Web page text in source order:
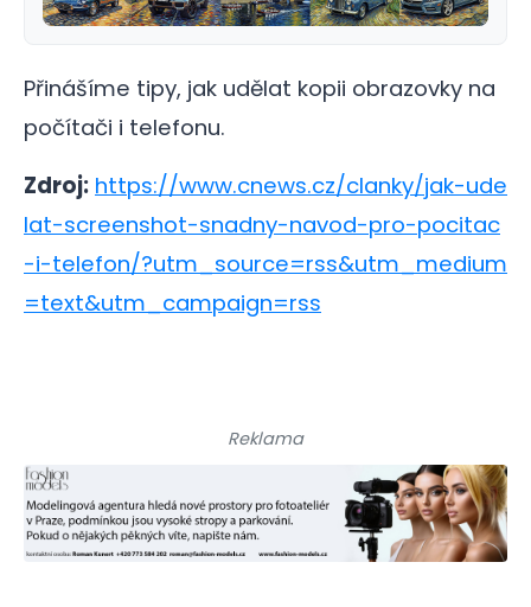
Přinášíme tipy, jak udělat kopii obrazovky na
počítači i telefonu.
Zdroj: https://www.cnews.cz/clanky/jak-ude
lat-screenshot-snadny-navod-pro-pocitac
-i-telefon/?utm_source=rss&utm_medium
=text&utm_campaign=rss
Reklama